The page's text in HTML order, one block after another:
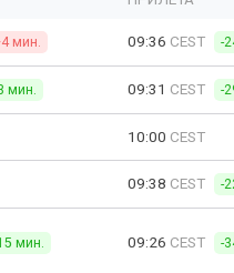
мин. 09:36 CEST -
мин. 09:31 CEST -
10:00 CEST
09:38 CEST -
мин. 09:26 CEST -